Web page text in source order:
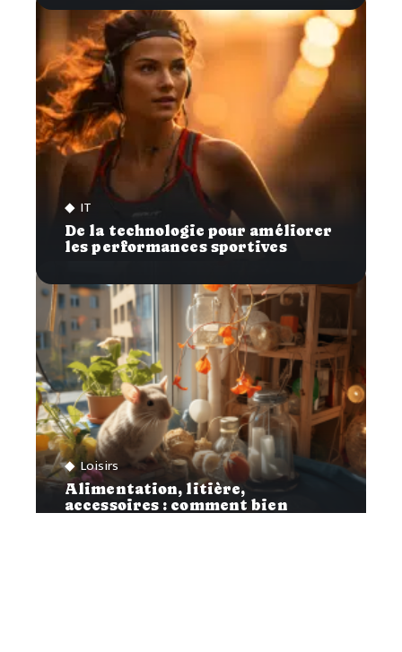
IT
De la technologie pour améliorer
les performances sportives
Loisirs
Alimentation, litière,
accessoires : comment bien